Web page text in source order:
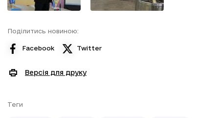
Поділитись новиною:
Facebook Twitter
Версія для друку
Теги